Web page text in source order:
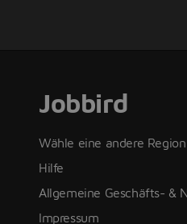
Jobbird
Wähle eine andere Region
Hilfe
Allgemeine Geschäfts- &
Impressum